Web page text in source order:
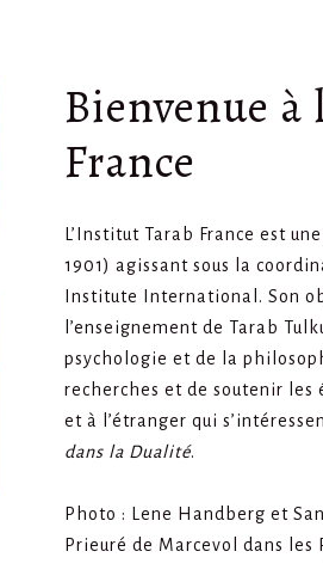
Bienvenue
France
L’Institut Tarab France est
1901) agissant sous la
Institute International. Son
l’enseignement de Tarab
psychologie et de la
recherches et de soutenir les
et à l’étranger qui
dans la Dualité.
Photo : Lene Handberg et
Prieuré de Marcevol dans les